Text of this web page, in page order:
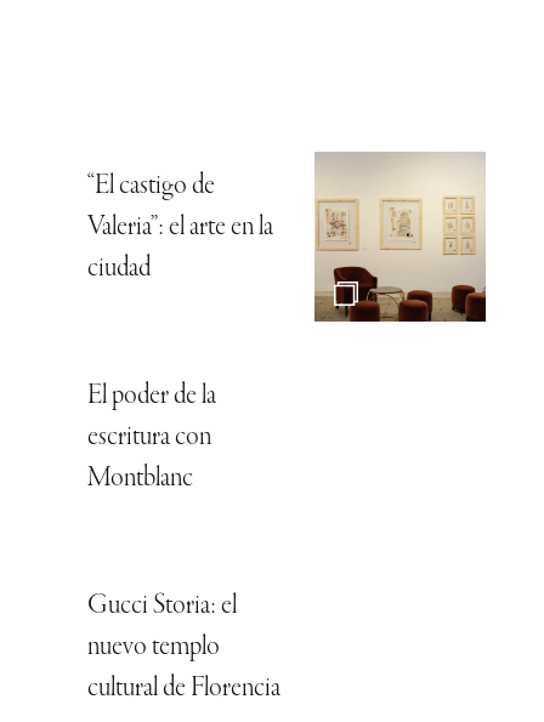
“El castigo de
Valeria”: el arte en la
ciudad
El poder de la
escritura con
Montblanc
Gucci Storia: el
nuevo templo
cultural de Florencia